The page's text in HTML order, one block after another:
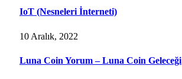
IoT (Nesneleri İnterneti)
10 Aralık, 2022
Luna Coin Yorum – Luna Coin Geleceği